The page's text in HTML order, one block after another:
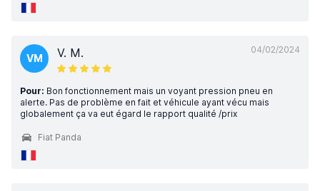
04/02/2024
VM V. M.
Pour: Bon fonctionnement mais un voyant pression pneu en
alerte. Pas de problème en fait et véhicule ayant vécu mais
globalement ça va eut égard le rapport qualité /prix
Fiat Panda